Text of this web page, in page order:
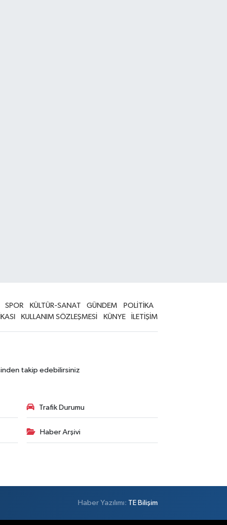
SPOR KÜLTÜR-SANAT GÜNDEM
POLİTİKA
KULLANIM SÖZLEŞMESİ KÜNYE İLETİŞİM
takip edebilirsiniz
Trafik Durumu
Haber Arşivi
Haber Yazılımı: TE Bilişim